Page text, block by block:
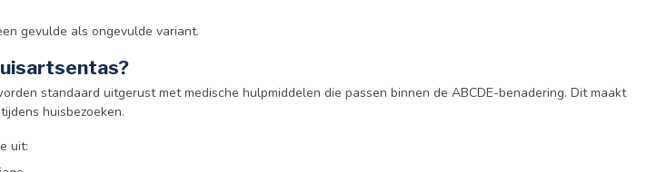
gevulde als ongevulde variant.
standaard uitgerust met medische hulpmiddelen die passen binnen de ABCDE-benadering. Dit maakt
huisbezoeken.
uit: